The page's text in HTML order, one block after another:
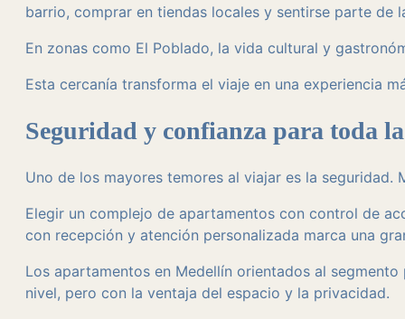
barrio, comprar en tiendas locales y sentirse parte de
En zonas como El Poblado, la vida cultural y
Esta cercanía transforma el viaje en una experiencia
Seguridad y confianza para toda
Uno de los mayores temores al viajar es la
Elegir un complejo de apartamentos con control de
con recepción y atención personalizada marca una
Los apartamentos en Medellín orientados al
nivel, pero con la ventaja del espacio y la privacidad.